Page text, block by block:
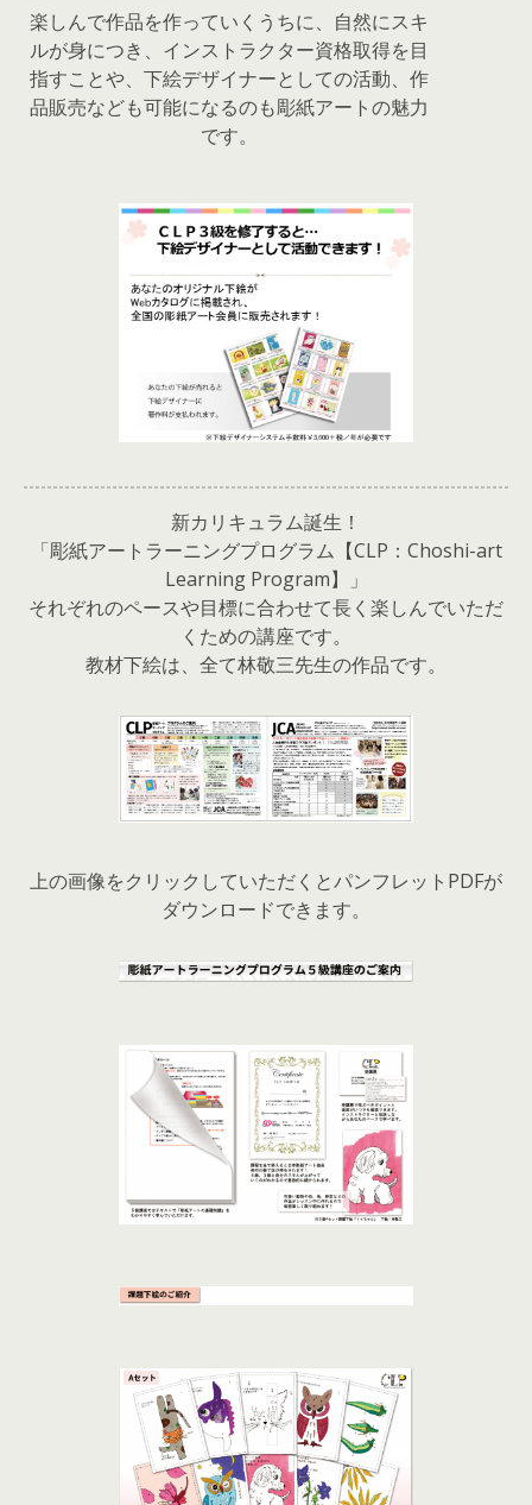
楽しんで作品を作っていくうちに、自然にスキ
ルが身につき、インストラクター資格取得を目
指すことや、下絵デザイナーとしての活動、作
品販売なども可能になるのも彫紙アートの魅力
です。
新カリキュラム誕生！
「彫紙アートラーニングプログラム【CLP：Choshi-art
Learning Program】」
それぞれのペースや目標に合わせて長く楽しんでいただ
くための講座です。
教材下絵は、全て林敬三先生の作品です。
上の画像をクリックしていただくとパンフレットPDFが
ダウンロードできます。